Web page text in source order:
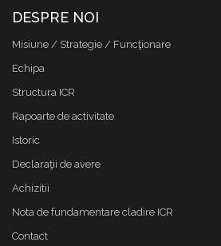
DESPRE NOI
Misiune / Strategie / Funcţionare
Echipa
Structura ICR
Rapoarte de activitate
Istoric
Declaraţii de avere
Achizitii
Nota de fundamentare cladire ICR
Contact